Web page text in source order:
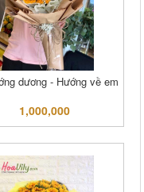
dương - Hướng về em
1,000,000